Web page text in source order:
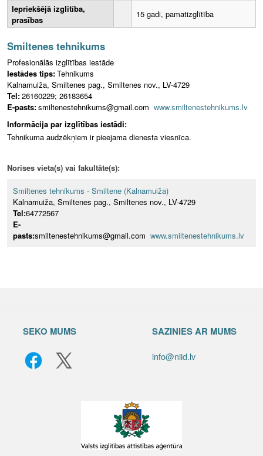
Iepriekšējā izglītība,
prasības
15 gadi, pamatizglītība
Smiltenes tehnikums
Profesionālās izglītības iestāde
Iestādes tips:Tehnikums
Kalnamuiža, Smiltenes pag., Smiltenes nov., LV-4729
Tel:26160229; 26183654
E-pasts:smiltenestehnikums@gmail.com www.smiltenestehnikums.lv
Informācija par izglītības iestādi:
Tehnikuma audzēkņiem ir pieejama dienesta viesnīca.
Norises vieta(s) vai fakultāte(s):
Smiltenes tehnikums - Smiltene (Kalnamuiža)
Kalnamuiža, Smiltenes pag., Smiltenes nov., LV-4729
Tel:64772567
E-
pasts:smiltenestehnikums@gmail.com www.smiltenestehnikums.lv
SEKO MUMS SAZINIES AR MUMS
info@niid.lv